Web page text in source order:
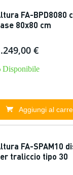
FA-BPD8080
80x80 cm
€
Disponibile
Aggiungi al
FA-SPAM10
traliccio tipo 30